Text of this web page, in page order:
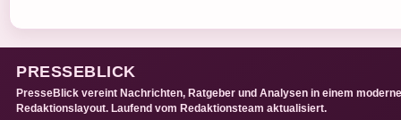
PRESSEBLICK
PresseBlick vereint Nachrichten, Ratgeber und Analysen in einem
Redaktionslayout. Laufend vom Redaktionsteam aktualisiert.